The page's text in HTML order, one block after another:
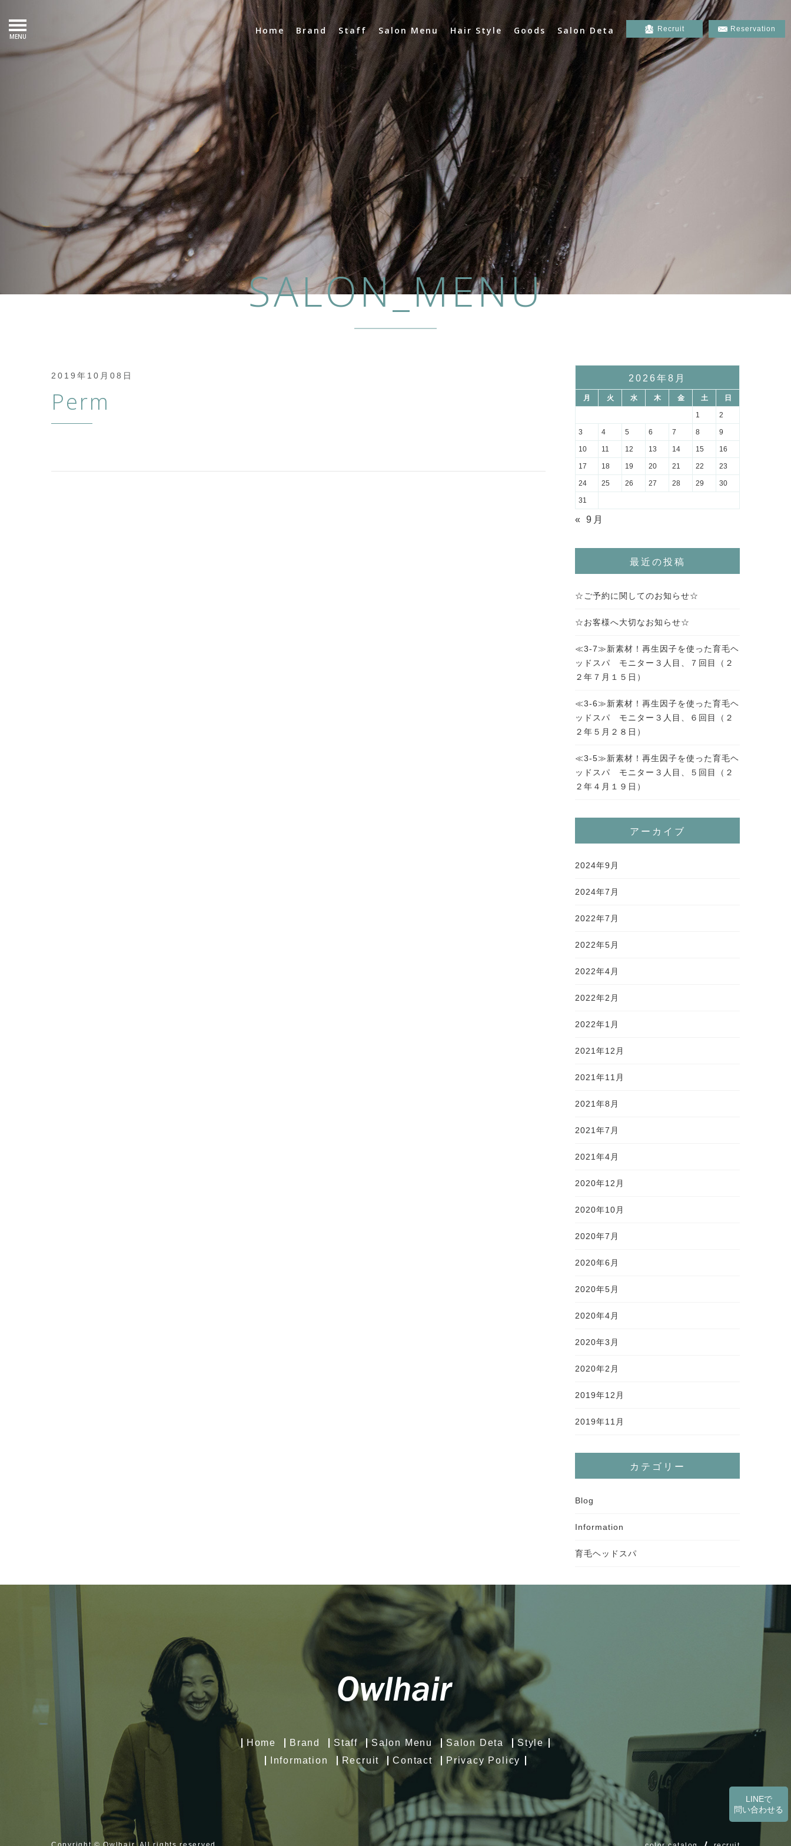
Home Brand Staff Salon Menu Hair Style Goods Salon Deta
MENU
SALON_MENU
2019年10月08日
Perm
2026年8月
月 火 水 木 金 土 日
1 2
3 4 5 6 7 8 9
10 11 12 13 14 15 16
17 18 19 20 21 22 23
24 25 26 27 28 29 30
31
« 9月
最近の投稿
☆ご予約に関してのお知らせ☆
☆お客様へ大切なお知らせ☆
≪3-7≫新素材！再生因子を使った育毛ヘ
ッドスパ モニター３人目、７回目（２
２年７月１５日）
≪3-6≫新素材！再生因子を使った育毛ヘ
ッドスパ モニター３人目、６回目（２
２年５月２８日）
≪3-5≫新素材！再生因子を使った育毛ヘ
ッドスパ モニター３人目、５回目（２
２年４月１９日）
アーカイブ
2024年9月
2024年7月
2022年7月
2022年5月
2022年4月
2022年2月
2022年1月
2021年12月
2021年11月
2021年8月
2021年7月
2021年4月
2020年12月
2020年10月
2020年7月
2020年6月
2020年5月
2020年4月
2020年3月
2020年2月
2019年12月
2019年11月
カテゴリー
Blog
Information
育毛ヘッドスパ
Home Brand Staff Salon Menu Salon Deta
Style
Information
Recruit Contact Privacy Policy
Recruit Reservation
LINEで
問い合わせる